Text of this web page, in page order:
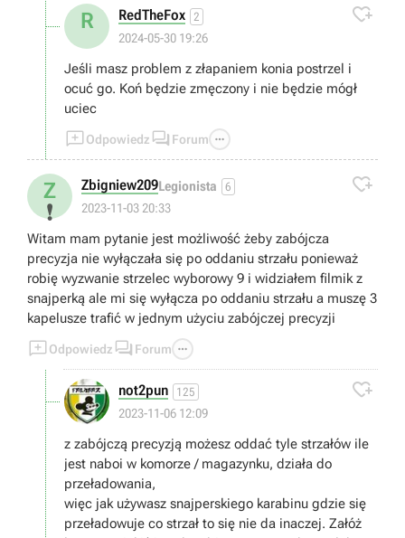
R RedTheFox 2
2024-05-30 19:26

Jeśli masz problem z złapaniem konia postrzel i
ocuć go. Koń będzie zmęczony i nie będzie mógł
uciec
Odpowiedz  Forum 
Z
❗
Zbigniew209Legionista 6
2023-11-03 20:33

Witam mam pytanie jest możliwość żeby zabójcza
precyzja nie wyłączała się po oddaniu strzału ponieważ
robię wyzwanie strzelec wyborowy 9 i widziałem filmik z
snajperką ale mi się wyłącza po oddaniu strzału a muszę 3
kapelusze trafić w jednym użyciu zabójczej precyzji
Odpowiedz  Forum 
not2pun 125
2023-11-06 12:09

z zabójczą precyzją możesz oddać tyle strzałów ile
jest naboi w komorze / magazynku, działa do
przeładowania,
więc jak używasz snajperskiego karabinu gdzie się
przeładowuje co strzał to się nie da inaczej. Załóż